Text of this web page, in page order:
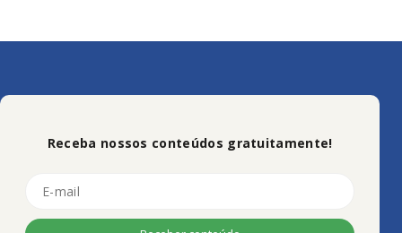
Receba nossos conteúdos gratuitamente!